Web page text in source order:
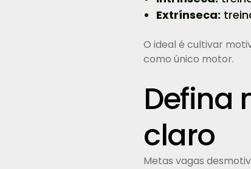
Extrínseca:
O ideal é cultivar
como único motor.
Defina
claro
Metas vagas